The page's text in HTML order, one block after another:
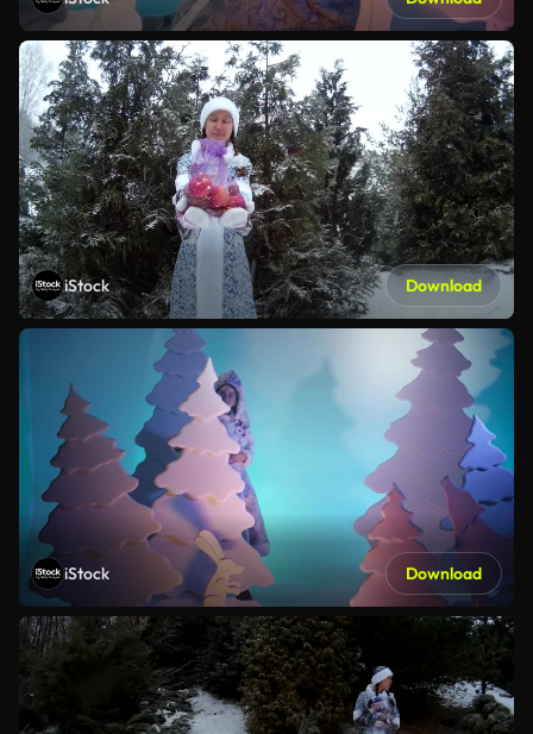
iStock Download
iStock Download